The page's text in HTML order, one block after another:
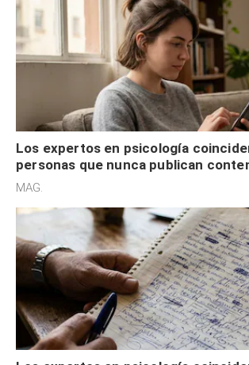
Los expertos en psicología
personas que nunca publican
redes sociales no pretenden buscar
MAG.